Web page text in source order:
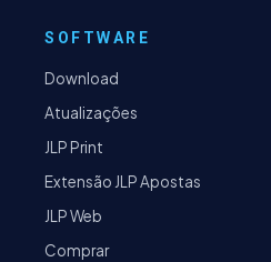
SOFTWARE
Download
Atualizações
JLP Print
Extensão JLP Apostas
JLP Web
Comprar